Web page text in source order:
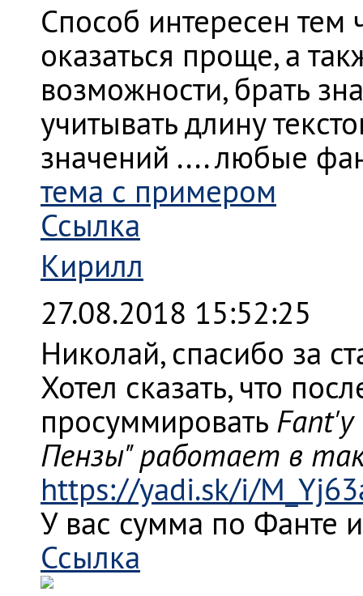
Способ интересен тем
оказаться проще, а
возможности, брать
учитывать длину
значений .... любые
тема с примером
Ссылка
Кирилл
27.08.2018 15:52:25
Николай, спасибо за
Хотел сказать, что
просуммировать Fant'у
Пензы" работает в
https://yadi.sk/i/
У вас сумма по Фанте
Ссылка